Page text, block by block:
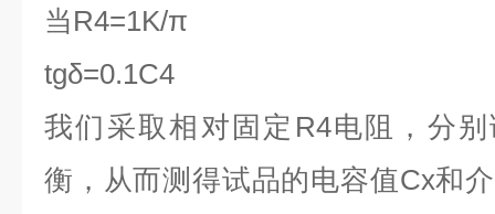
当R4=1K/π
tgδ=0.1C4
我们采取相对固定R4电阻，分
衡，从而测得试品的电容值Cx和